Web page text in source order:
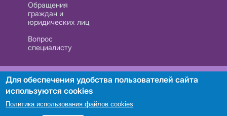
Обращения
граждан и
юридических лиц
Вопрос
специалисту
РУП «Белтелеком». УНП 101007741
Для обеспечения удобства пользователей сайта
используются cookies
Политика использования файлов cookies